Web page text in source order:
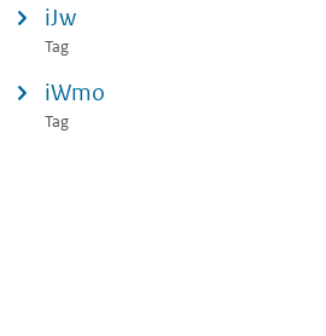
iJw
Tag
iWmo
Tag